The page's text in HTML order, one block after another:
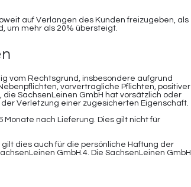
auf Verlangen des Kunden freizugeben, als
um mehr als 20% übersteigt.
vom Rechtsgrund, insbesondere aufgrund
vorvertragliche Pflichten, positiver
SachsenLeinen GmbH hat vorsätzlich oder
Verletzung einer zugesicherten Eigenschaft.
nach Lieferung. Dies gilt nicht für
dies auch für die persönliche Haftung der
GmbH.4. Die SachsenLeinen GmbH